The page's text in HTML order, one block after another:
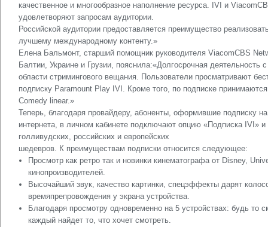
качественное и многообразное наполнение ресурса. IVI и
удовлетворяют запросам аудитории.
Российской аудитории предоставляется преимущество
лучшему международному контенту.»
Елена Бальмонт, старший помощник руководителя ViacomCBS
Балтии, Украине и Грузии, пояснила:«Долгосрочная
области стримингового вещания. Пользователи просматривают
подписку Paramount Play IVI. Кроме того, по подписке
Comedy linear.»
Теперь, благодаря провайдеру, абоненты, оформившие подписку
интернета, в личном кабинете подключают опцию «Подписка IVI»
голливудских, российских и европейских
шедевров. К преимуществам подписки относится следующее:
Просмотр как ретро так и новинки кинематографа от Disney,
кинопроизводителей.
Высочайший звук, качество картинки, спецэффекты дарят
времяпрепровождения у экрана устройства.
Благодаря просмотру одновременно на 5 устройствах: будь
каждый найдет то, что хочет смотреть.